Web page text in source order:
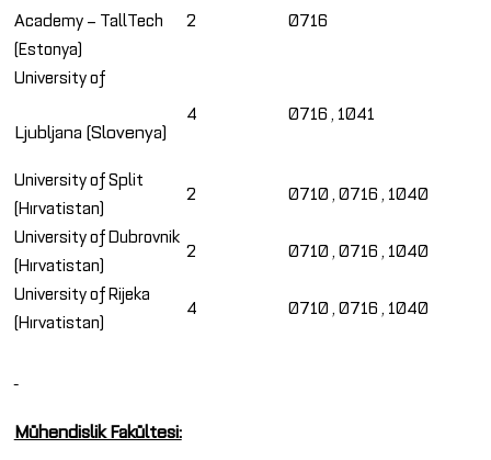
Academy – TallTech
(Estonya)
2 0716
University of
Ljubljana (Slovenya)
4 0716 , 1041
University of Split
(Hırvatistan)
2
0710 , 0716 , 1040
University of Dubrovnik
(Hırvatistan)
2
0710 , 0716 , 1040
University of Rijeka
(Hırvatistan)
4 0710 , 0716 , 1040
Mühendislik Fakültesi: